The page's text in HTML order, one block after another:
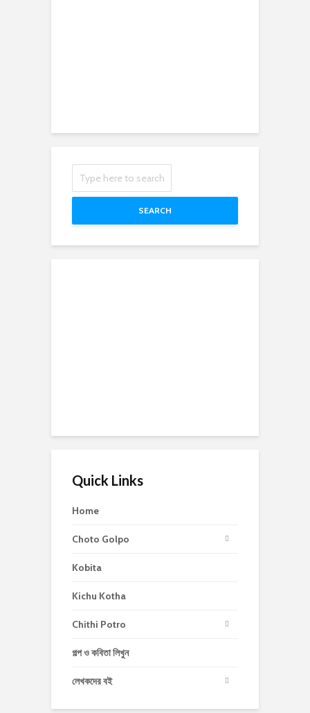
SEARCH
Quick Links
Home
Choto Golpo
Kobita
Kichu Kotha
Chithi Potro
গল্প ও কবিতা লিখুন
লেখকদের বই